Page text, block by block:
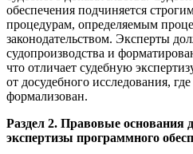
обеспечения подчиняется
процедурам, определяемым
законодательством. Эксперты
судопроизводства и
что отличает судебную
от досудебного исследования,
формализован.
Раздел 2. Правовые основания
экспертизы программного